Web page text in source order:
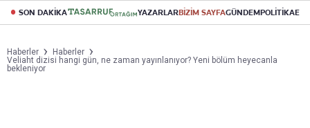
SON DAKİKA YAZARLARBİZİM SAYFAGÜNDEMPOLİTİKA
Haberler
Haberler
Veliaht dizisi hangi gün, ne zaman yayınlanıyor? Yeni bölüm heyecanla
bekleniyor